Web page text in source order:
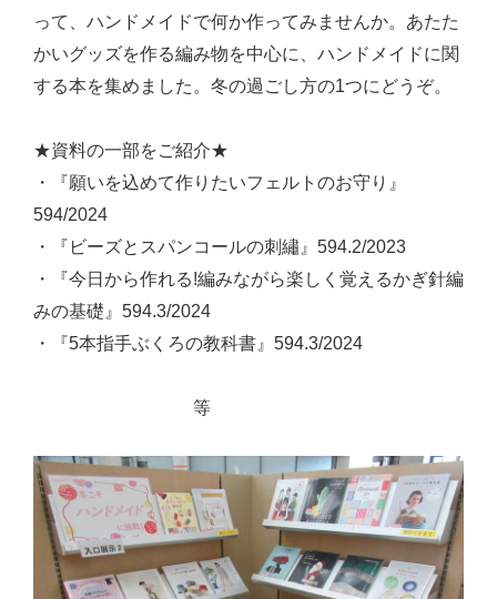
って、ハンドメイドで何か作ってみませんか。あたた
かいグッズを作る編み物を中心に、ハンドメイドに関
する本を集めました。冬の過ごし方の1つにどうぞ。
★資料の一部をご紹介★
・『願いを込めて作りたいフェルトのお守り』
594/2024
・『ビーズとスパンコールの刺繡』594.2/2023
・『今日から作れる!編みながら楽しく覚えるかぎ針編
みの基礎』594.3/2024
・『5本指手ぶくろの教科書』594.3/2024
等